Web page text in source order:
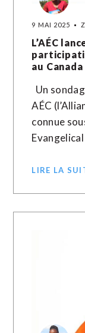
9 MAI 2025
L’AÉC
au Canada
Un
AÉC
connue
LIRE LA